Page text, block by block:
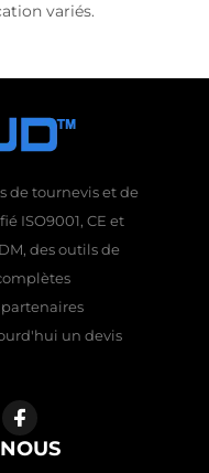
variés.
de tournevis et de
ISO9001, CE et
des outils de
un devis